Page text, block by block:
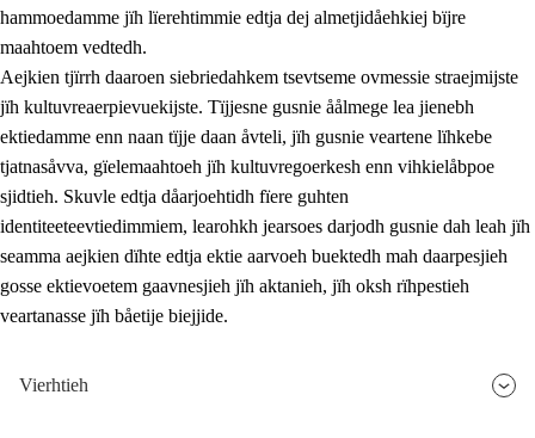
hammoedamme jïh lïerehtimmie edtja dej almetjidåehkiej bïjre
maahtoem vedtedh.
Aejkien tjïrrh daaroen siebriedahkem tsevtseme ovmessie straejmijste
jïh kultuvreaerpievuekijste. Tïjjesne gusnie åålmege lea jienebh
ektiedamme enn naan tïjje daan åvteli, jïh gusnie veartene lïhkebe
tjatnasåvva, gïelemaahtoeh jïh kultuvregoerkesh enn vihkielåbpoe
sjidtieh. Skuvle edtja dåarjoehtidh fïere guhten
identiteeteevtiedimmiem, learohkh jearsoes darjodh gusnie dah leah jïh
seamma aejkien dïhte edtja ektie aarvoeh buektedh mah daarpesjieh
gosse ektievoetem gaavnesjieh jïh aktanieh, jïh oksh rïhpestieh
veartanasse jïh båetije biejjide.
Vierhtieh